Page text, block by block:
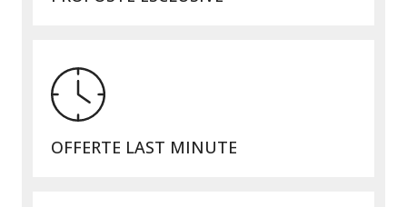
OFFERTE LAST MINUTE